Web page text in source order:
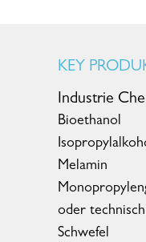
KEY
Industrie
Bioethanol
Melamin
oder technisch
Schwefel